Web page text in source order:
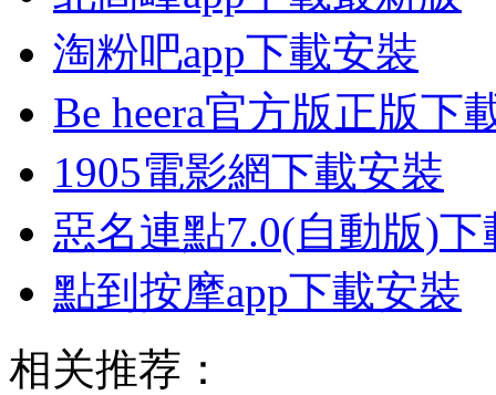
淘粉吧app下載安裝
Be heera官方版正版下
1905電影網下載安裝
惡名連點7.0(自動版)下
點到按摩app下載安裝
相关推荐：